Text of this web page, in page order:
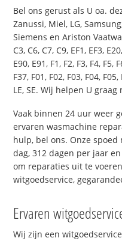
Bel ons gerust als U oa.
Zanussi, Miel, LG,
Siemens en Ariston
C3, C6, C7, C9, EF1, EF3,
E90, E91, F1, F2, F3, F4, F5,
F37, F01, F02, F03, F04, F05,
LE, SE. Wij helpen U
Vaak binnen 24 uur weer
ervaren wasmachine
hulp, bel ons. Onze
dag, 312 dagen per jaar
om reparaties uit te
witgoedservice,
Ervaren
Wij zijn een